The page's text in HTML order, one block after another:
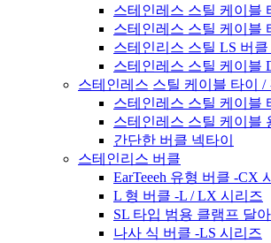
스테인레스 스틸 케이블
스테인레스 스틸 케이블
스테인리스 스틸 LS 버클
스테인레스 스틸 케이블
스테인레스 스틸 케이블 타이 /
스테인레스 스틸 케이블
스테인레스 스틸 케이블
간단한 버클 넥타이
스테인리스 버클
EarTeeeh 유형 버클 -CX
L 형 버클 -L / LX 시리즈
SL 타입 범용 클램프 달
나사 식 버클 -LS 시리즈